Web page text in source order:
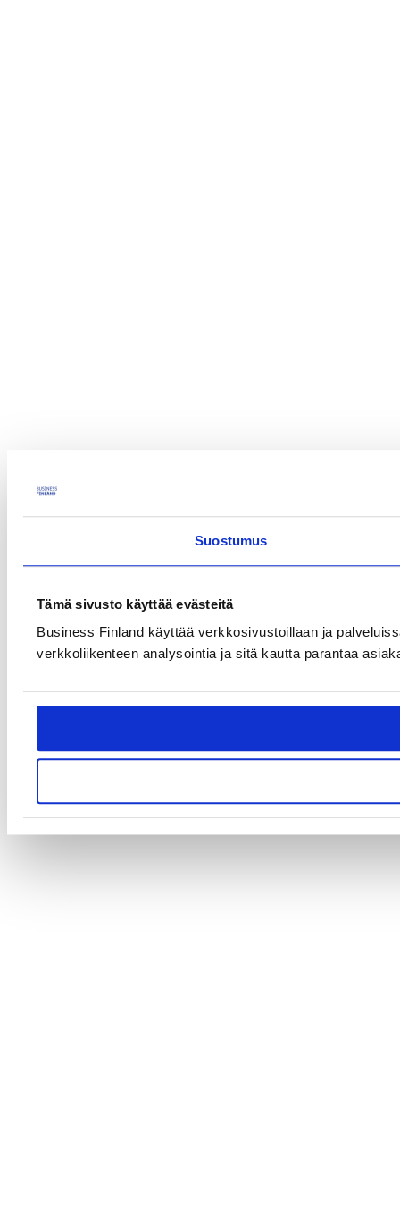
Suostumus
Tämä sivusto käyttää evästeitä
Business Finland käyttää verkkosivustoillaan ja
verkkoliikenteen analysointia ja sitä kautta parantaa